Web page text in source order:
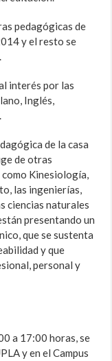
pedagógicas de
y el resto se
interés por las
Inglés,
de la casa
de otras
como Kinesiología,
las ingenierías,
ciencias naturales
presentando un
que se sustenta
y que
personal y
a 17:00 horas, se
y en el Campus